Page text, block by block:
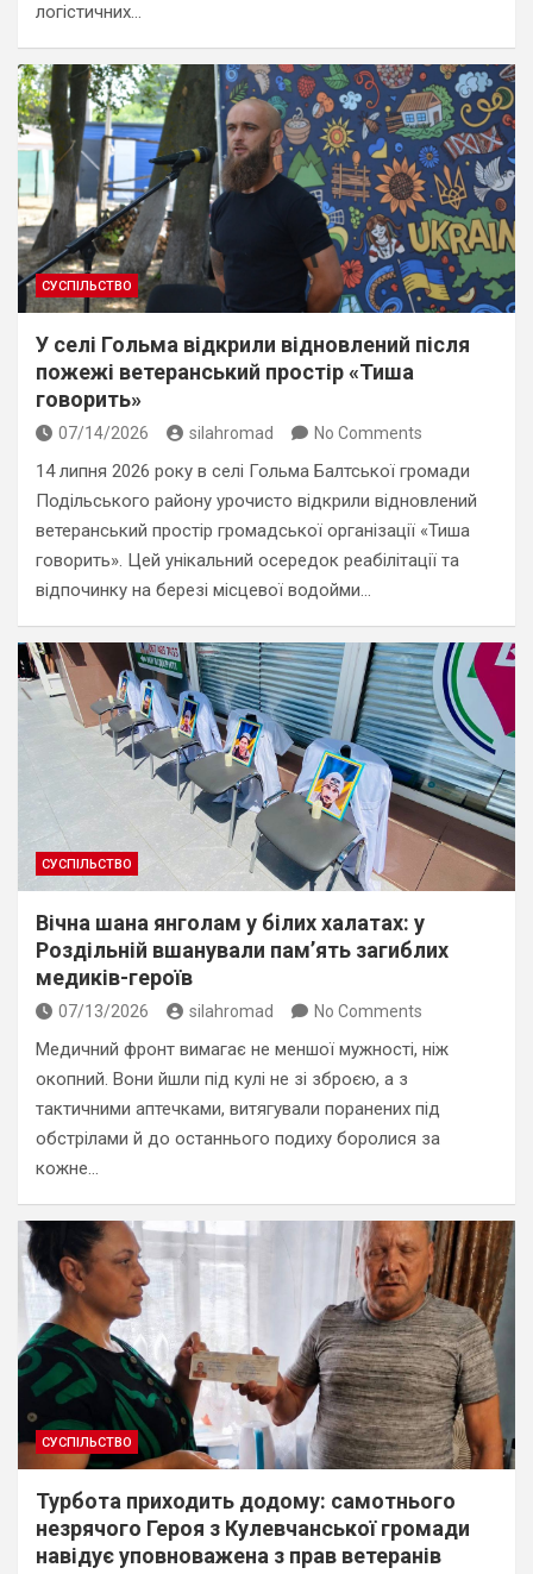
логістичних…
СУСПІЛЬСТВО
У селі Гольма відкрили відновлений після
пожежі ветеранський простір «Тиша
говорить»
07/14/2026 silahromad No Comments
14 липня 2026 року в селі Гольма Балтської громади
Подільського району урочисто відкрили відновлений
ветеранський простір громадської організації «Тиша
говорить». Цей унікальний осередок реабілітації та
відпочинку на березі місцевої водойми…
СУСПІЛЬСТВО
Вічна шана янголам у білих халатах: у
Роздільній вшанували пам’ять загиблих
медиків-героїв
07/13/2026 silahromad No Comments
Медичний фронт вимагає не меншої мужності, ніж
окопний. Вони йшли під кулі не зі зброєю, а з
тактичними аптечками, витягували поранених під
обстрілами й до останнього подиху боролися за
кожне…
СУСПІЛЬСТВО
Турбота приходить додому: самотнього
незрячого Героя з Кулевчанської громади
навідує уповноважена з прав ветеранів